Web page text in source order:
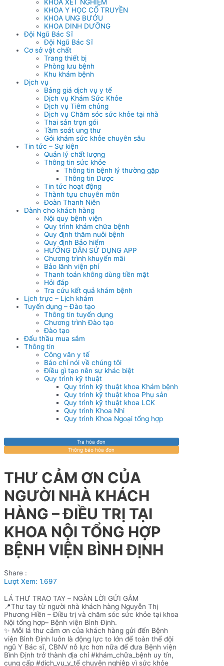
KHOA XÉT NGHIỆM
KHOA Y HỌC CỔ TRUYỀN
KHOA UNG BƯỚU
KHOA DINH DƯỠNG
Đội Ngũ Bác Sĩ
Đội Ngũ Bác Sĩ
Cơ sở vật chất
Trang thiết bị
Phòng lưu bệnh
Khu khám bệnh
Dịch vụ
Bảng giá dịch vụ y tế
Dịch vụ Khám Sức Khỏe
Dịch vụ Tiêm chủng
Dịch vụ Chăm sóc sức khỏe tại nhà
Thai sản trọn gói
Tầm soát ung thư
Gói khám sức khỏe chuyên sâu
Tin tức – Sự kiện
Quản lý chất lượng
Thông tin sức khỏe
Thông tin bệnh lý thường gặp
Thông tin Dược
Tin tức hoạt động
Thành tựu chuyên môn
Đoàn Thanh Niên
Dành cho khách hàng
Nội quy bệnh viện
Quy trình khám chữa bệnh
Quy định thăm nuôi bệnh
Quy định Bảo hiểm
HƯỚNG DẪN SỬ DỤNG APP
Chương trình khuyến mãi
Bảo lãnh viện phí
Thanh toán không dùng tiền mặt
Hỏi đáp
Tra cứu kết quả khám bệnh
Lịch trực – Lịch khám
Tuyển dụng – Đào tạo
Thông tin tuyển dụng
Chương trình Đào tạo
Đào tạo
Đấu thầu mua sắm
Thông tin
Công văn y tế
Báo chí nói về chúng tôi
Điều gì tạo nên sự khác biệt
Quy trình kỹ thuật
Quy trình kỹ thuật khoa Khám bệnh
Quy trình kỹ thuật khoa Phụ sản
Quy trình kỹ thuật khoa LCK
Quy trình Khoa Nhi
Quy trình Khoa Ngoại tổng hợp
Tra hóa đơn
Thông báo hóa đơn
THƯ CẢM ƠN CỦA
NGƯỜI NHÀ KHÁCH
HÀNG – ĐIỀU TRỊ TẠI
KHOA NỘI TỔNG HỢP
BỆNH VIỆN BÌNH ĐỊNH
Share :
Lượt Xem: 1.697
LÁ THƯ TRAO TAY – NGÀN LỜI GỬI GẮM
📍Thư tay từ người nhà khách hàng Nguyễn Thị
Phương Hiền – Điều trị và chăm sóc sức khỏe tại khoa
Nội tổng hợp– Bệnh viện Bình Định.
✨ Mỗi lá thư cảm ơn của khách hàng gửi đến Bệnh
viện Bình Định luôn là động lực to lớn để toàn thể đội
ngũ Y Bác sĩ, CBNV nỗ lực hơn nữa để đưa Bệnh viện
Bình Định trở thành địa chỉ #khám_chữa_bệnh uy tín,
cung cấp #dịch_vụ_y_tế chuyên nghiệp vì sức khỏe